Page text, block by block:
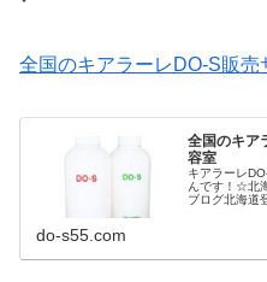
全国のキアラーレDO-S販売
全国のキア
容室
キアラーレ
んです！☆北
ブログ北海道
do-s55.com